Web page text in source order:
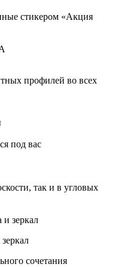
стикером «Акция
профилей во всех
под вас
так и в угловых
сочетания